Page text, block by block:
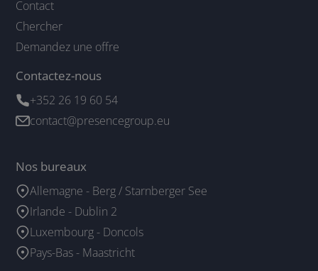
Contact
Chercher
Demandez une offre
Contactez-nous
+352 26 19 60 54
contact@presencegroup.eu
Nos bureaux
Allemagne - Berg / Starnberger See
Irlande - Dublin 2
Luxembourg - Doncols
Pays-Bas - Maastricht